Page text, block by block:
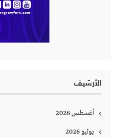
الأرشيف
أغسطس 2026
يوليو 2026